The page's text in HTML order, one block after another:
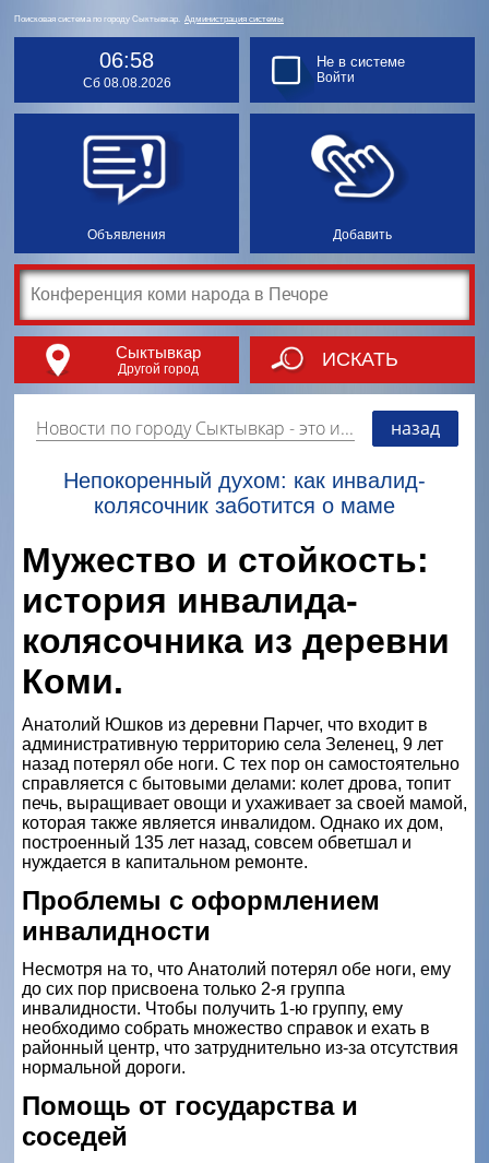
Поисковая система по городу Сыктывкар. Администрация системы
06:58
Сб 08.08.2026
Объявления Добавить
Не в системе
Войти
Сыктывкар
Другой город ИСКАТЬ
Новости по городу Сыктывкар - это информация о событиях, мероприятиях и торгово-коммерческой деятельности города. Страницу наполняют платные и бесплатные объявления, имеющие функцию "поднятия вверх списка". назад
Непокоренный духом: как инвалид-
колясочник заботится о маме
Мужество и стойкость:
история инвалида-
колясочника из деревни
Коми.
Анатолий Юшков из деревни Парчег, что входит в
административную территорию села Зеленец, 9 лет
назад потерял обе ноги. С тех пор он самостоятельно
справляется с бытовыми делами: колет дрова, топит
печь, выращивает овощи и ухаживает за своей мамой,
которая также является инвалидом. Однако их дом,
построенный 135 лет назад, совсем обветшал и
нуждается в капитальном ремонте.
Проблемы с оформлением
инвалидности
Несмотря на то, что Анатолий потерял обе ноги, ему
до сих пор присвоена только 2-я группа
инвалидности. Чтобы получить 1-ю группу, ему
необходимо собрать множество справок и ехать в
районный центр, что затруднительно из-за отсутствия
нормальной дороги.
Помощь от государства и
соседей